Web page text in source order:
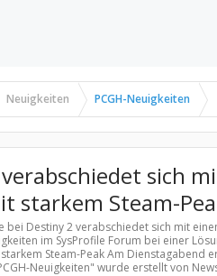
Neuigkeiten PCGH-Neuigkeiten
sich
starkem Steam-
bei Destiny 2 verabschiedet sich mit
im SysProfile Forum bei einer
Steam-Peak Am Dienstagabend
Neuigkeiten" wurde erstellt von